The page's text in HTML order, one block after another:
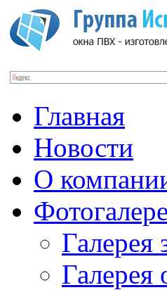
Главная
Новости
О
Галерея
Галерея